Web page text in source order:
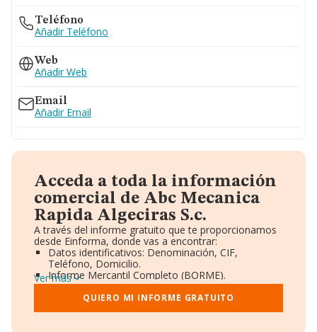
Teléfono
Añadir Teléfono
Web
Añadir Web
Email
Añadir Email
Acceda a toda la información
comercial de Abc Mecanica
Rapida Algeciras S.c.
A través del informe gratuito que te proporcionamos
desde Einforma, donde vas a encontrar:
Datos identificativos: Denominación, CIF,
Teléfono, Domicilio.
Informe Mercantil Completo (BORME).
Gráficos de Evolución Ventas y Empleados.
Consejo de Administración y Administradores.
Directivos y Ejecutivos.
Ver más
QUIERO MI INFORME GRATUITO